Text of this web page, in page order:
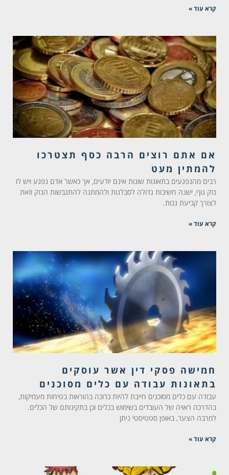
קרא עוד »
אם אתם רוצים הרבה כסף תצטרכו
להמתין מעט
רבים מהנפגעים בתאונות שונות אינם יודעים, אך כאשר אדם נפגע ויש לו
נזק גוף, ישנה חשיבות גדולה לסבלנות ולהמתנה להתגבשות הנזק וזאת
לצורך קביעת נכות.
קרא עוד »
חמישה פסקי דין אשר עוסקים
בתאונות עבודה עם כלים מסוכנים
עבודה עם כלים מסוכנים חייבת להיות כרוכה בהוראות בטיחות מעמיקות,
בהדרכה ראויה של העובדים בשימוש בכלים וכן בתקינותם של הכלים.
למרבה הצער, באופן סטטיסטי ניתן
קרא עוד »